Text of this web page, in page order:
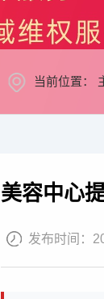
当前位置：
美容中心
发布时间：